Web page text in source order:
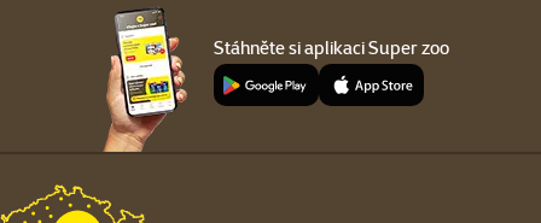
Stáhněte si aplikaci Super zoo